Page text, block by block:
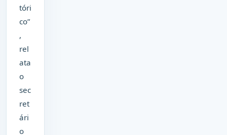
tóri
co”
,
rel
ata
o
sec
ret
ári
o